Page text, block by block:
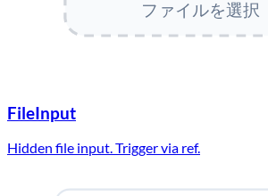
ファイルを選択
FileInput
Hidden file input. Trigger via ref.